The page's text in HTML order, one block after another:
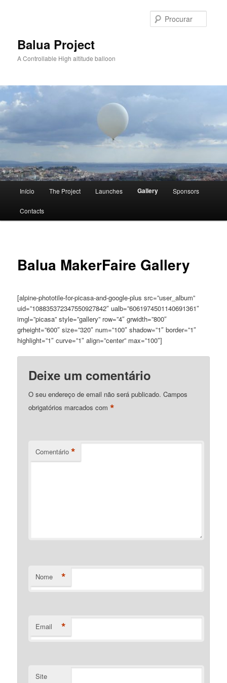
primárioBalua Project
A Controllable High altitude balloon
principal
Início The Project Launches Gallery Sponsors
Contacts
Balua MakerFaire Gallery
[alpine-phototile-for-picasa-and-google-plus src=”user_album”
uid=”108835372347550927842″ ualb=”6061974501140691361″
imgl=”picasa” style=”gallery” row=”4″ grwidth=”800″
grheight=”600″ size=”320″ num=”100″ shadow=”1″ border=”1″
highlight=”1″ curve=”1″ align=”center” max=”100″]
Deixe um comentário
O seu endereço de email não será publicado. Campos
obrigatórios marcados com*
Comentário *
Nome *
Email *
Site